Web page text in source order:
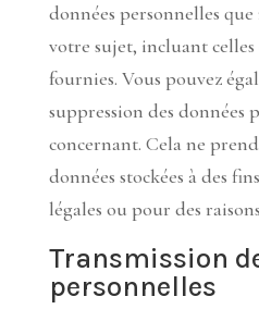
données personnelles que
votre sujet, incluant celles
fournies. Vous pouvez
suppression des données
concernant. Cela ne
données stockées à des
légales ou pour des
Transmission
personnelles